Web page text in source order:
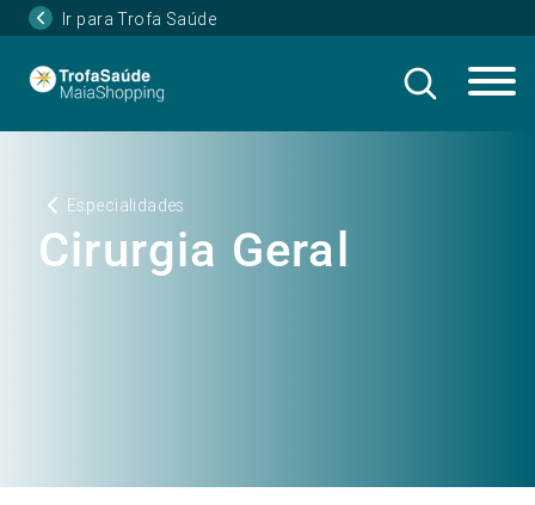
Ir para Trofa Saúde
Especialidades
Cirurgia Geral